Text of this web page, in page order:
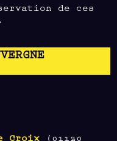
de ces
Croix (01120